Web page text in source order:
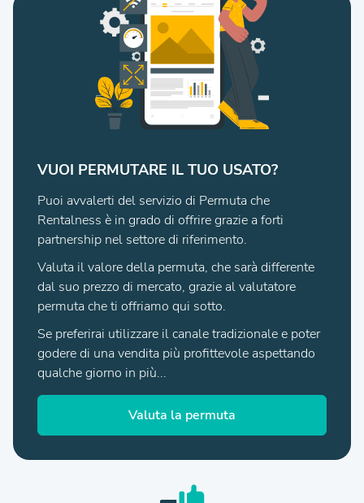
VUOI PERMUTARE IL TUO USATO?
Puoi avvalerti del servizio di Permuta che
Rentalness è in grado di offrire grazie a forti
partnership nel settore di riferimento.
Valuta il valore della permuta, che sarà differente
dal suo prezzo di mercato, grazie al valutatore
permuta che ti offriamo qui sotto.
Se preferirai utilizzare il canale tradizionale e poter
godere di una vendita più profittevole aspettando
qualche giorno in più...
Valuta la permuta